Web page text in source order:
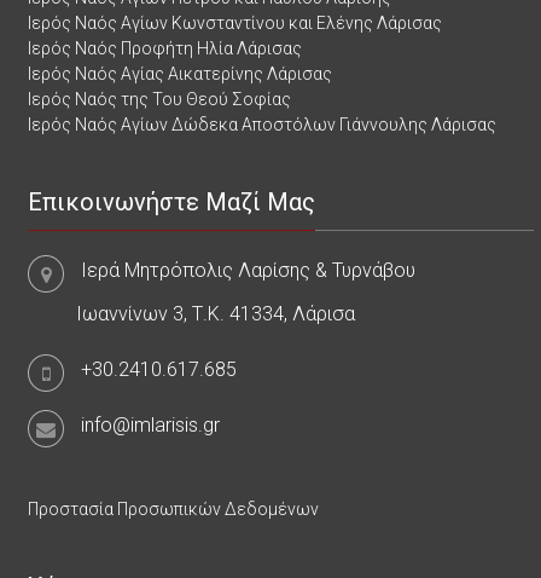
Ιερός Ναός Αγίων Κωνσταντίνου και Ελένης Λάρισας
Ιερός Ναός Προφήτη Ηλία Λάρισας
Ιερός Ναός Αγίας Αικατερίνης Λάρισας
Ιερός Ναός της Του Θεού Σοφίας
Ιερός Ναός Αγίων Δώδεκα Αποστόλων Γιάννουλης Λάρισας
Επικοινωνήστε Μαζί Μας
Ιερά Μητρόπολις Λαρίσης & Τυρνάβου
Ιωαννίνων 3, Τ.Κ. 41334, Λάρισα
+30.2410.617.685
info@imlarisis.gr
Προστασία Προσωπικών Δεδομένων